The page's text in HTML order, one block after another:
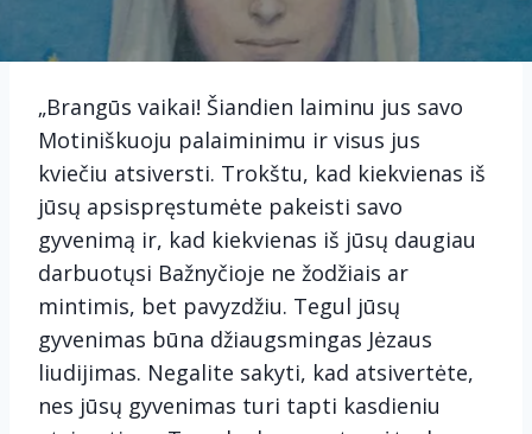
„Brangūs vaikai! Šiandien laiminu jus savo
Motiniškuoju palaiminimu ir visus jus
kviečiu atsiversti. Trokštu, kad kiekvienas iš
jūsų apsispręstumėte pakeisti savo
gyvenimą ir, kad kiekvienas iš jūsų daugiau
darbuotųsi Bažnyčioje ne žodžiais ar
mintimis, bet pavyzdžiu. Tegul jūsų
gyvenimas būna džiaugsmingas Jėzaus
liudijimas. Negalite sakyti, kad atsivertėte,
nes jūsų gyvenimas turi tapti kasdieniu